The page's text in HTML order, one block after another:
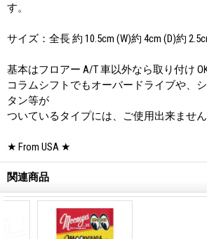
す。
サイズ：全長 約 10.5cm (W)約 4cm (D)約
基本はフロアー A/T 車以外なら取り付け
コラムシフトでもオーバードライブや、
タン等が
ついているタイプには、ご使用出来ません
★ From USA ★
関連商品